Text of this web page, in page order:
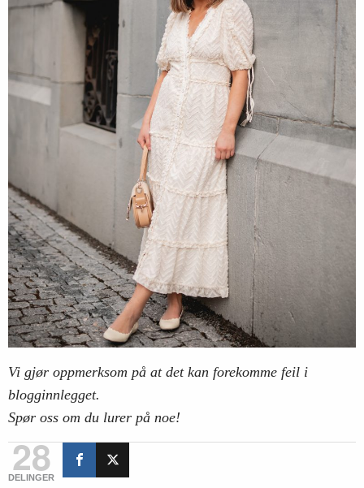
Vi gjør oppmerksom på at det kan forekomme feil i
blogginnlegget.
Spør oss om du lurer på noe!
28
DELINGER